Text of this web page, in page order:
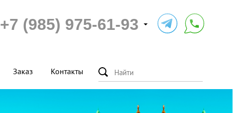
+7 (985) 975-61-93
Заказ Контакты